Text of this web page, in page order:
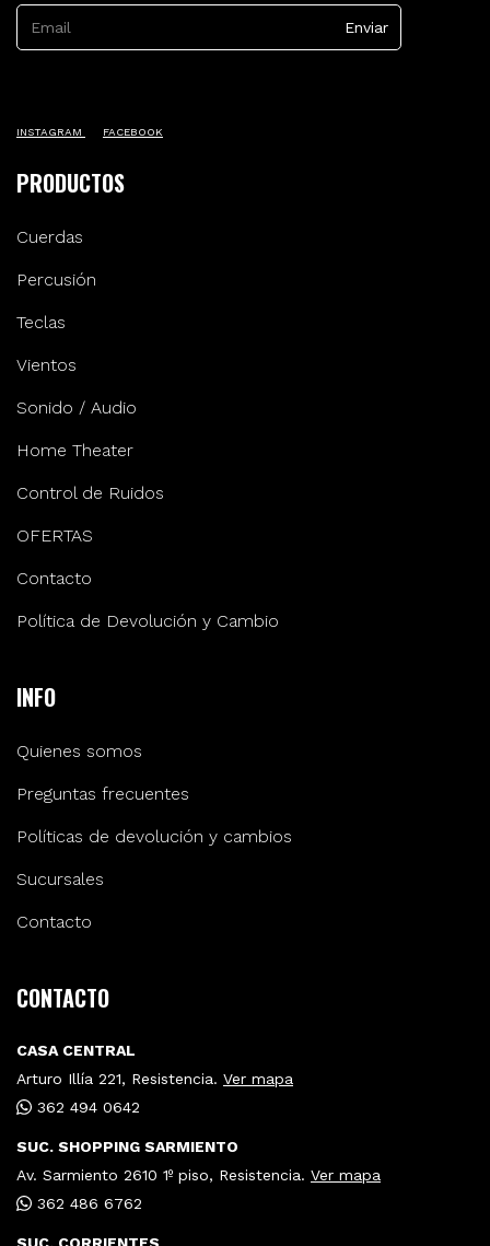
INSTAGRAM FACEBOOK
PRODUCTOS
Cuerdas
Percusión
Teclas
Vientos
Sonido / Audio
Home Theater
Control de Ruidos
OFERTAS
Contacto
Política de Devolución y Cambio
INFO
Quienes somos
Preguntas frecuentes
Políticas de devolución y cambios
Sucursales
Contacto
CONTACTO
CASA CENTRAL
Arturo Illía 221, Resistencia. Ver mapa
362 494 0642
SUC. SHOPPING SARMIENTO
Av. Sarmiento 2610 1º piso, Resistencia. Ver mapa
362 486 6762